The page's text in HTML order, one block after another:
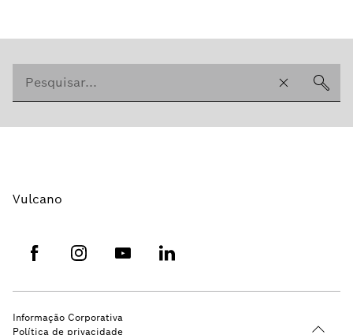
Vulcano
Informação Corporativa
Política de privacidade